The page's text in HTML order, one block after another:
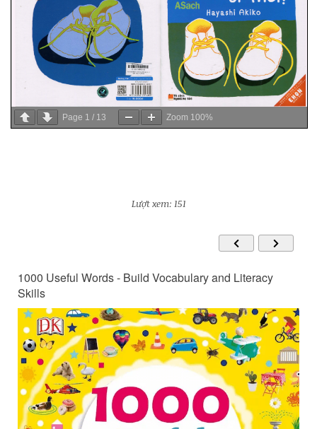
Page 1 / 13 Zoom 100%
Lượt xem: 151
1000 Useful Words - Build Vocabulary and Literacy
Skills